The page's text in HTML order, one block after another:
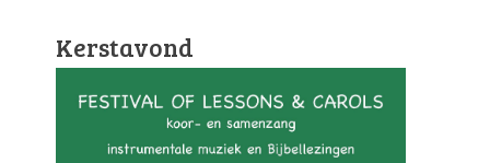
Kerstavond